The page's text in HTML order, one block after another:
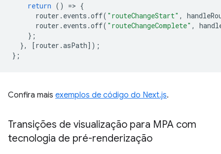
return () => {
router . events .off( "routeChangeStart" ,
router . events .off( "routeChangeComplete" ,
};
},
[router .asPath]);
};
Confira mais exemplos de código do Next.js.
Transições de visualização para MPA com
tecnologia de pré-renderização